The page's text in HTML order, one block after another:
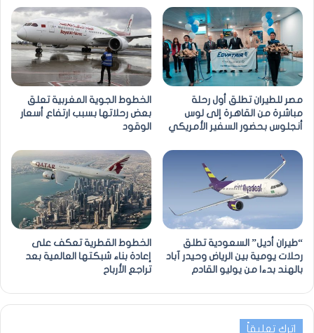
مصر للطيران تطلق أول رحلة
مباشرة من القاهرة إلى لوس
أنجلوس بحضور السفير الأمريكي
الخطوط الجوية المغربية تعلق
بعض رحلاتها بسبب ارتفاع أسعار
الوقود
“طيران أديل” السعودية تطلق
رحلات يومية بين الرياض وحيدر آباد
بالهند بدءا من يوليو القادم
الخطوط القطرية تعكف على
إعادة بناء شبكتها العالمية بعد
تراجع الأرباح
اترك تعليقاً